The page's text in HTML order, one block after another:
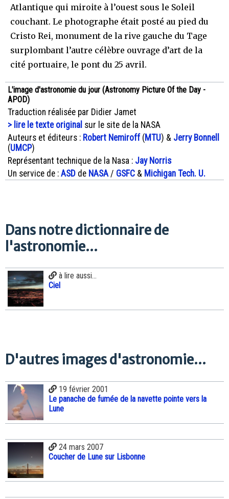
Atlantique qui miroite à l’ouest sous le Soleil
couchant. Le photographe était posté au pied du
Cristo Rei, monument de la rive gauche du Tage
surplombant l’autre célèbre ouvrage d’art de la
cité portuaire, le pont du 25 avril.
L'image d'astronomie du jour (Astronomy Picture Of the Day -
APOD)
Traduction réalisée par Didier Jamet
> lire le texte original sur le site de la NASA
Auteurs et éditeurs : Robert Nemiroff( MTU) & Jerry Bonnell
(UMCP)
Représentant technique de la Nasa : Jay Norris
Un service de : ASD de NASA/ GSFC & Michigan Tech. U.
Dans notre dictionnaire de
l'astronomie...
à lire aussi...
Ciel
D'autres images d'astronomie...
19 février 2001
Le panache de fumée de la navette pointe vers la
Lune
24 mars 2007
Coucher de Lune sur Lisbonne